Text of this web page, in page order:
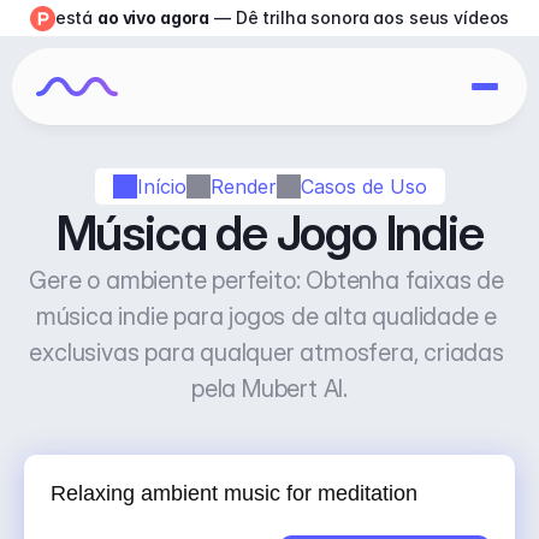
Início Render Casos de Uso
Música de Jogo Indie
Gere o ambiente perfeito: Obtenha faixas de
música indie para jogos de alta qualidade e
exclusivas para qualquer atmosfera, criadas
pela Mubert AI.
está ao vivo agora — Dê trilha sonora aos seus vídeos